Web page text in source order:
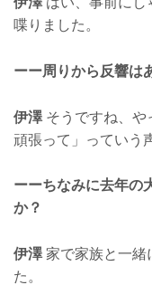
喋りました。
ーー周りから反響は
伊澤そうですね、や
頑張って」っていう
ーーちなみに去年の
か？
伊澤家で家族と一緒
た。